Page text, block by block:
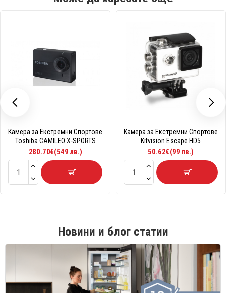
Камера за Екстремни Спортове
Toshiba CAMILEO X-SPORTS
280.70€(549 лв.)
Камера за Екстремни Спортове
Kitvision Escape HD5
50.62€(99 лв.)
Новини и блог статии